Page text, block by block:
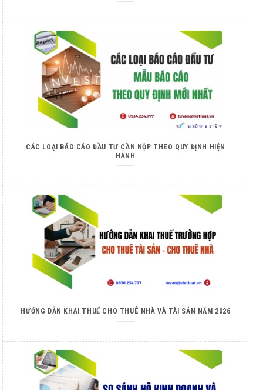
CÁC LOẠI BÁO CÁO ĐẦU TƯ CẦN NỘP THEO QUY ĐỊNH HIỆN
HÀNH
HƯỚNG DẪN KHAI THUẾ CHO THUÊ NHÀ VÀ TÀI SẢN NĂM 2026